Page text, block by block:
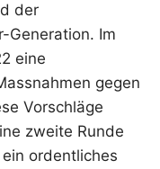
der
Generation. Im
eine
gegen
Vorschläge
zweite Runde
ordentliches